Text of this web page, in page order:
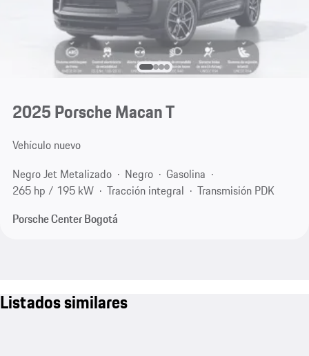
2025 Porsche Macan T
Vehículo nuevo
Negro Jet Metalizado
Negro
Gasolina
265 hp / 195 kW
Tracción integral
Transmisión PDK
Porsche Center Bogotá
Listados similares